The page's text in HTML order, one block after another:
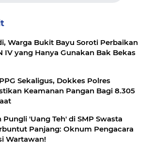
Warga Bukit Bayu Soroti Perbaikan
IV yang Hanya Gunakan Bak Bekas
Sekaligus, Dokkes Polres
Keamanan Pangan Bagi 8.305
Pungli 'Uang Teh' di SMP Swasta
Panjang: Oknum Pengacara
Wartawan!